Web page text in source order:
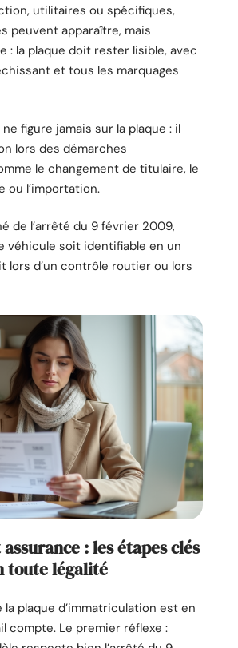
utilitaires ou spécifiques,
peuvent apparaître, mais
: la plaque doit rester lisible, avec
et tous les marquages
figure jamais sur la plaque : il
lors des démarches
le changement de titulaire, le
ou l’importation.
de l’arrêté du 9 février 2009,
véhicule soit identifiable en un
lors d’un contrôle routier ou lors
: les étapes clés
toute légalité
la plaque d’immatriculation est en
compte. Le premier réflexe :